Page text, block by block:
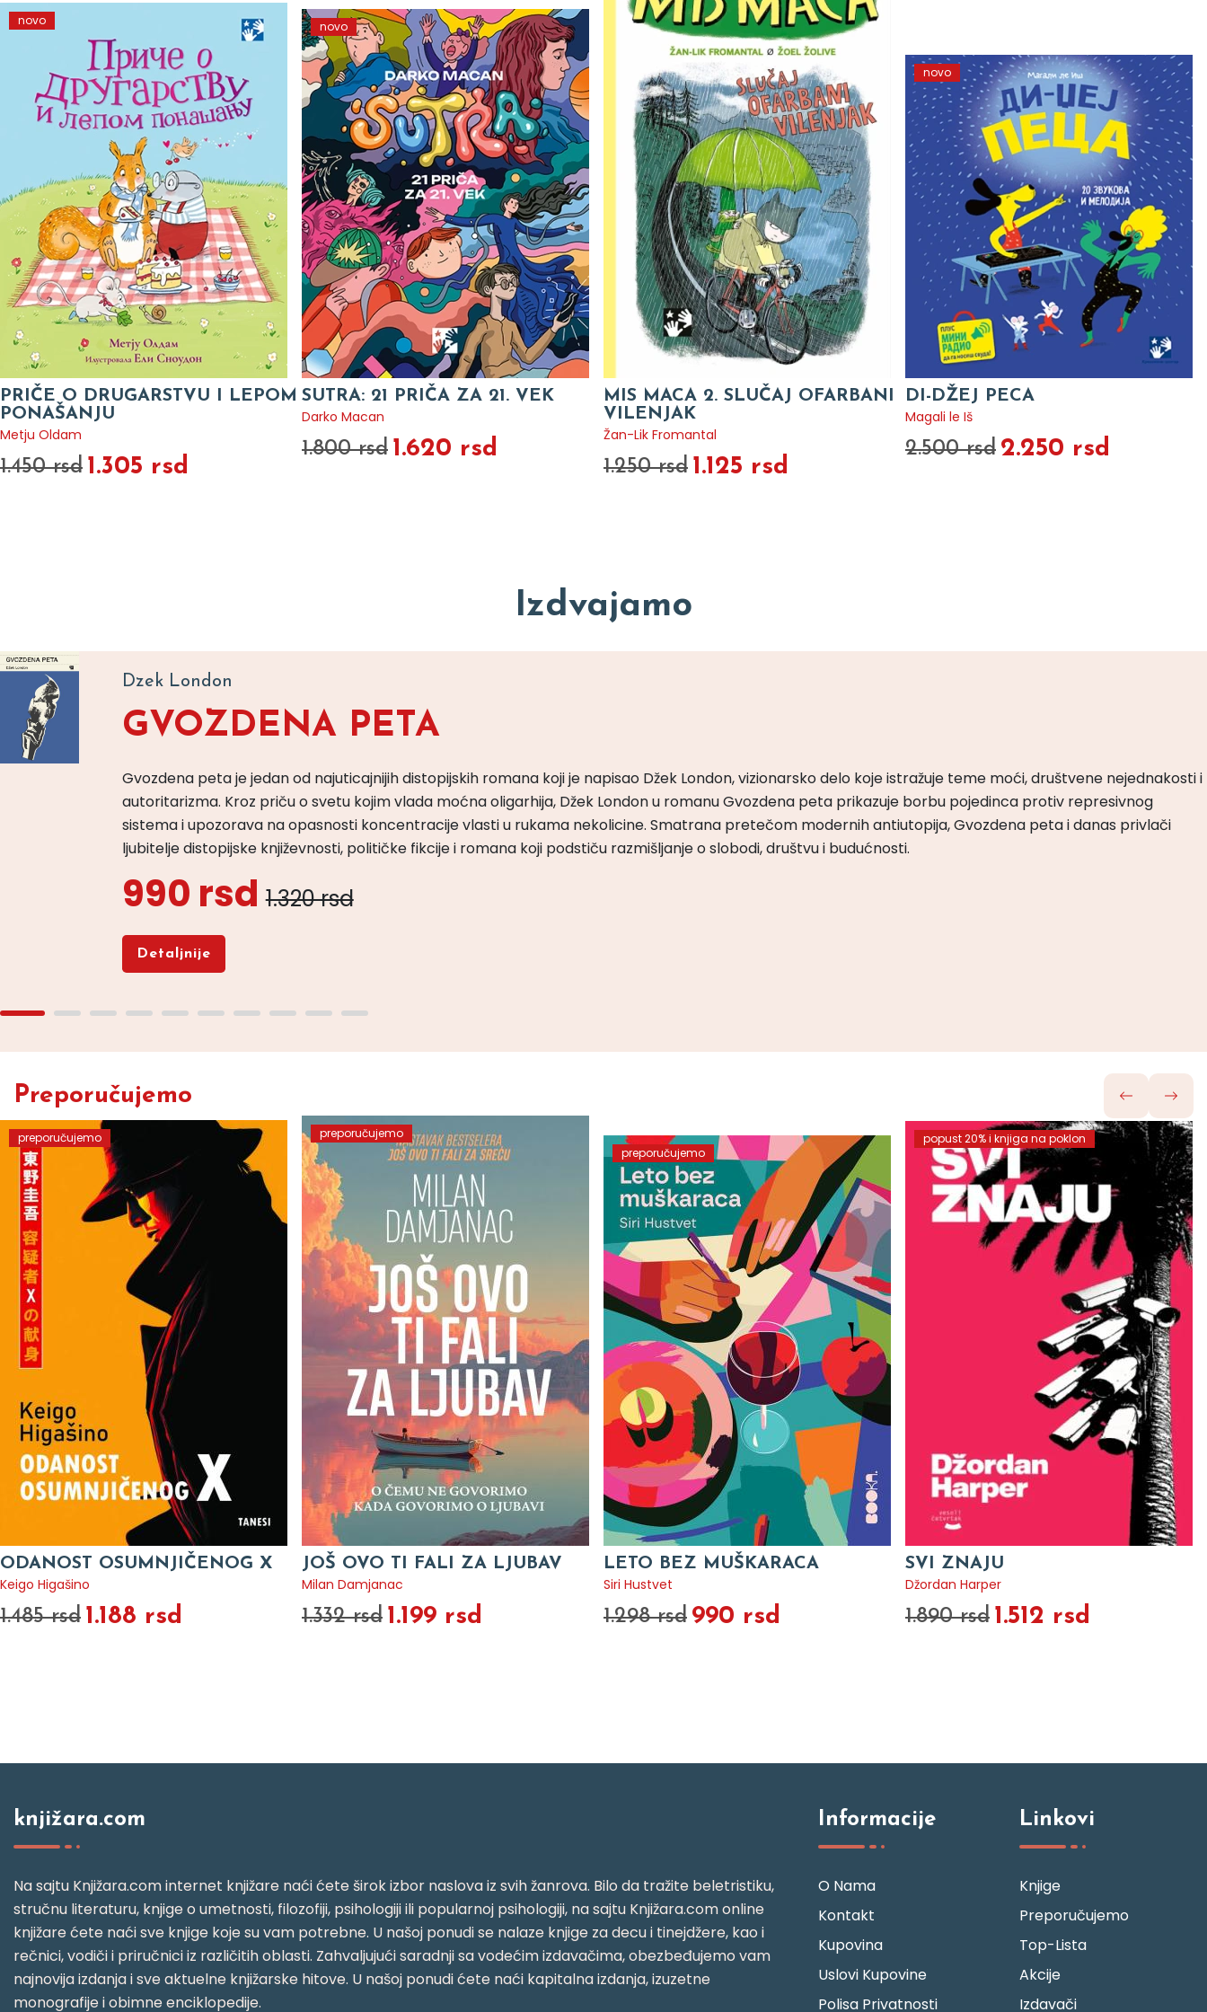
novo
PRIČE O DRUGARSTVU I LEPOM
PONAŠANJU
Metju Oldam
1.450 rsd 1.305 rsd
novo
SUTRA: 21 PRIČA ZA 21. VEK
Darko Macan
1.800 rsd 1.620 rsd
MIS MACA 2. SLUČAJ OFARBANI
VILENJAK
Žan-Lik Fromantal
1.250 rsd 1.125 rsd
novo
DI-DŽEJ PECA
Magali le Iš
2.500 rsd 2.250 rsd
Izdvajamo
Dzek London
GVOZDENA PETA
Gvozdena peta je jedan od najuticajnijih distopijskih romana koji je napisao Džek London, vizionarsko delo koje istražuje teme moći, društvene nejednakosti i
autoritarizma. Kroz priču o svetu kojim vlada moćna oligarhija, Džek London u romanu Gvozdena peta prikazuje borbu pojedinca protiv represivnog
sistema i upozorava na opasnosti koncentracije vlasti u rukama nekolicine. Smatrana pretečom modernih antiutopija, Gvozdena peta i danas privlači
ljubitelje distopijske književnosti, političke fikcije i romana koji podstiču razmišljanje o slobodi, društvu i budućnosti.
990 rsd 1.320 rsd
Detaljnije
Preporučujemo
preporučujemo
ODANOST OSUMNJIČENOG X
Keigo Higašino
1.485 rsd 1.188 rsd
preporučujemo
JOŠ OVO TI FALI ZA LJUBAV
Milan Damjanac
1.332 rsd 1.199 rsd
preporučujemo
LETO BEZ MUŠKARACA
Siri Hustvet
1.298 rsd 990 rsd
popust 20% i knjiga na poklon
SVI ZNAJU
Džordan Harper
1.890 rsd 1.512 rsd
knjižara.com
Na sajtu Knjižara.com internet knjižare naći ćete širok izbor naslova iz svih žanrova. Bilo da tražite beletristiku,
stručnu literaturu, knjige o umetnosti, filozofiji, psihologiji ili popularnoj psihologiji, na sajtu Knjižara.com online
knjižare ćete naći sve knjige koje su vam potrebne. U našoj ponudi se nalaze knjige za decu i tinejdžere, kao i
rečnici, vodiči i priručnici iz različitih oblasti. Zahvaljujući saradnji sa vodećim izdavačima, obezbeđujemo vam
najnovija izdanja i sve aktuelne knjižarske hitove. U našoj ponudi ćete naći kapitalna izdanja, izuzetne
monografije i obimne enciklopedije.
Informacije
O Nama
Kontakt
Kupovina
Uslovi Kupovine
Polisa Privatnosti
Linkovi
Knjige
Preporučujemo
Top-Lista
Akcije
Izdavači